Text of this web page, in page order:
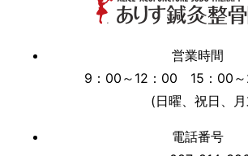
営業時間
9：00～12：00 15：00
(日曜、祝日、
電話番号